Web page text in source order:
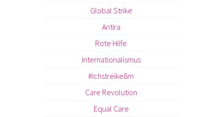
Global Strike
Antira
Rote Hilfe
Internationalismus
#Ichstreike8m
Care Revolution
Equal Care